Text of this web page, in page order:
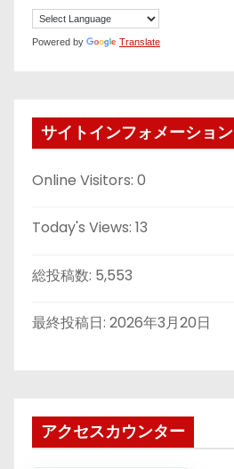
Powered by Translate
サイトインフォメーション
Online Visitors: 0
Today's Views: 13
総投稿数: 5,553
最終投稿日: 2026年3月20日
アクセスカウンター